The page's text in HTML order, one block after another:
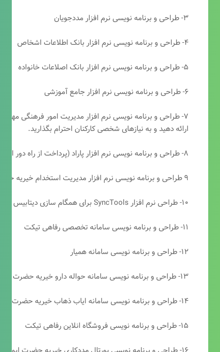
۳- طراحی و برنامه نویسی نرم افزار مددجویان
۴- طراحی و برنامه نویسی نرم افزار بانک اطلاعات اشخاص
۵- طراحی و برنامه نویسی نرم افزار بانک اصلاعات خانواده
۶- طراحی و برنامه نویسی نرم افزار جامع آموزشی
۷- طراحی و برنامه نویسی نرم افزار مدیریت امور فرهنگی
ارائه دهید و به نیازهای شخصی کارکنان احترام بگذارید.
۸- طراحی و برنامه نویسی نرم افزار پاراد (پرداخت از راه دور انجمن مددکاری امام زمان(عج))
۹ طراحی و برنامه نویسی نرم افزار مدیریت استخدام خیریه حضرت ابوالفضل (ع)
۱۰- طراحی نرم افزار SyncTools برای همگام سازی دیتابیس های SQL Server
۱۱- طراحی و برنامه نویسی سامانه تخصصی رفاهی تیکت
۱۲- طراحی و برنامه نویسی سامانه همیار
۱۳- طراحی و برنامه نویسی سامانه حواله دارو خیریه حضرت ابوالفضل (ع)
۱۴- طراحی و برنامه نویسی سامانه ایاب ذهاب خیریه حضرت ابوالفضل (ع)
۱۵- طراحی و برنامه نویسی فروشگاه انلاین رفاهی تیکت